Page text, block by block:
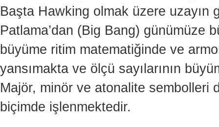
Başta Hawking olmak üzere uzayın
Patlama’dan (Big Bang) günümüze
büyüme ritim matematiğinde ve
yansımakta ve ölçü sayılarının
Majör, minör ve atonalite sembolleri
biçimde işlenmektedir.